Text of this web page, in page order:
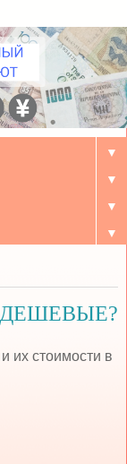
▼
▼
▼
▼
их стоимости в